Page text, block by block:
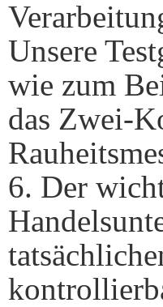
Unsere
wie zum
das Zwei-
6. Der